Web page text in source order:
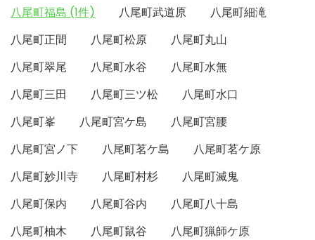
八尾町福島 (1件)
八尾町武道原
八尾町細滝
八尾町正間
八尾町松原
八尾町丸山
八尾町翠尾
八尾町水谷
八尾町水無
八尾町三田
八尾町三ツ松
八尾町水口
八尾町峯
八尾町宮ケ島
八尾町宮腰
八尾町宮ノ下
八尾町茗ケ島
八尾町茗ケ原
八尾町妙川寺
八尾町村杉
八尾町滅鬼
八尾町保内
八尾町谷内
八尾町八十島
八尾町柚木
八尾町鼠谷
八尾町猟師ケ原